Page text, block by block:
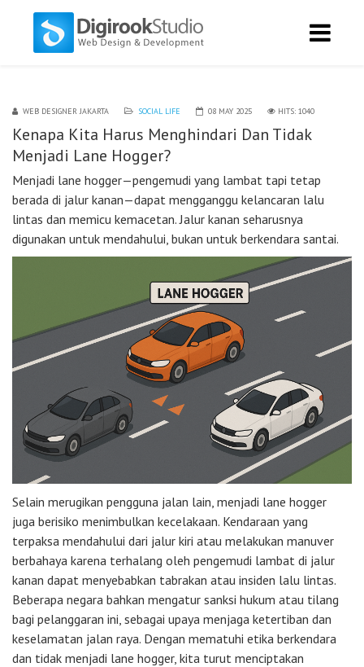
WEB DESIGNER JAKARTA SOCIAL LIFE 08 MAY 2025 HITS: 1040
Kenapa Kita Harus Menghindari Dan Tidak
Menjadi Lane Hogger?
Menjadi lane hogger—pengemudi yang lambat tapi tetap
berada di jalur kanan—dapat mengganggu kelancaran lalu
lintas dan memicu kemacetan. Jalur kanan seharusnya
digunakan untuk mendahului, bukan untuk berkendara santai.
Selain merugikan pengguna jalan lain, menjadi lane hogger
juga berisiko menimbulkan kecelakaan. Kendaraan yang
terpaksa mendahului dari jalur kiri atau melakukan manuver
berbahaya karena terhalang oleh pengemudi lambat di jalur
kanan dapat menyebabkan tabrakan atau insiden lalu lintas.
Beberapa negara bahkan mengatur sanksi hukum atau tilang
bagi pelanggaran ini, sebagai upaya menjaga ketertiban dan
keselamatan jalan raya. Dengan mematuhi etika berkendara
dan tidak menjadi lane hogger, kita turut menciptakan